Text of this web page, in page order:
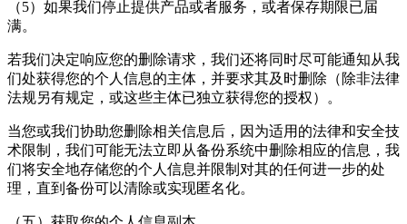
（5）如果我们停止提供产品或者服务，或者保存期限已届
满。
若我们决定响应您的删除请求，我们还将同时尽可能通知从我
们处获得您的个人信息的主体，并要求其及时删除（除非法律
法规另有规定，或这些主体已独立获得您的授权）。
当您或我们协助您删除相关信息后，因为适用的法律和安全技
术限制，我们可能无法立即从备份系统中删除相应的信息，我
们将安全地存储您的个人信息并限制对其的任何进一步的处
理，直到备份可以清除或实现匿名化。